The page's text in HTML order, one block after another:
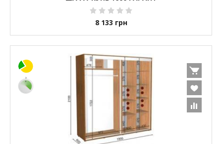
8 133 грн